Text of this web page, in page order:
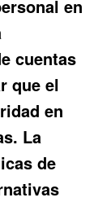
en
cuentas
que el
en
La
de